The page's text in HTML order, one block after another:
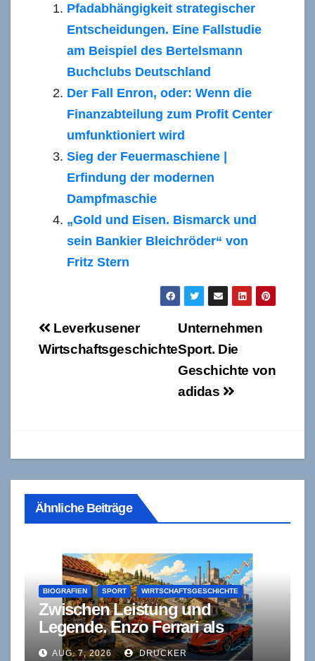
Pfadabhängigkeit strategischer
Entscheidungen. Eine Fallstudie
am Beispiel des Bertelsmann
Buchclubs Deutschland
Der Fall Enron, oder: Wenn die
Finanzabteilung zum Profit Center
umfunktioniert wird
Sieg der Feuermaschiene |
Erfindung der modernen
Dampfmaschie
„Gold und Eisen. Bismarck und
sein Bankier Bleichröder“ von
Fritz Stern
Beitragsnavigation
Unternehmen
Sport. Die
Geschichte von
adidas
Leverkusener
Wirtschaftsgeschichte
Ähnliche Beiträge
BIOGRAFIEN SPORT WIRTSCHAFTSGESCHICHTE
Zwischen Leistung und
Legende. Enzo Ferrari als
Unternehmer zwischen
AUG. 7, 2026 DRUCKER